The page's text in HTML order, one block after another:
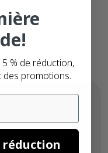
% de réduction,
des promotions.
réduction